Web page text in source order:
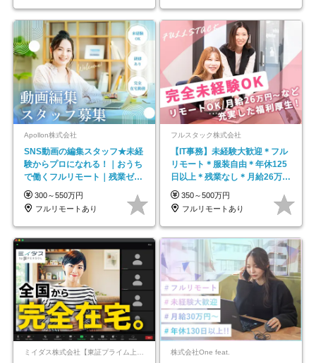
Apollon株式会社
SNS動画の編集スタッフ★未経
験からプロになれる！｜おうち
で働くフルリモート｜残業ゼロ
で18時退勤◎
300～550万円
フルリモートあり
フルスタック株式会社
【IT事務】未経験大歓迎＊フル
リモート＊服装自由＊年休125
日以上＊残業なし＊月給26万円
以上
350～500万円
フルリモートあり
ミイダス株式会社【東証プライム上場パーソルグループ】 株式会社One feat.